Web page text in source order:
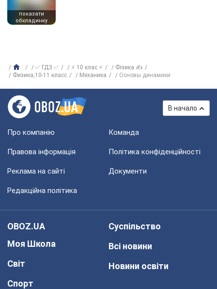
показати
обкладинку
✅ ГДЗ ✅ ⚡ 10 клас ⚡
Фізика ✍
Физика,10-11 класс
Механика Основы динамики
В начало
Про компанію Команда
Правова інформація Політика конфіденційності
Реклама на сайті Документи
Редакційна політика
OBOZ.UA
Моя Школа
Світ
Спорт
Суспільство
Всі новини
Новини освіти